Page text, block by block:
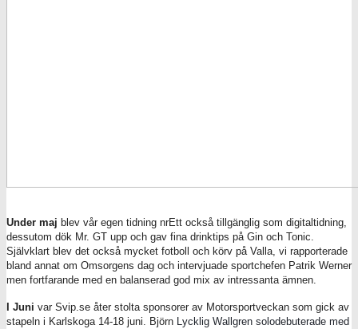
Under maj blev vår egen tidning nrEtt också tillgänglig som digitaltidning,
dessutom dök Mr. GT upp och gav fina drinktips på Gin och Tonic.
Självklart blev det också mycket fotboll och körv på Valla, vi rapporterade
bland annat om Omsorgens dag och intervjuade sportchefen Patrik Werner
men fortfarande med en balanserad god mix av intressanta ämnen.
I Juni var Svip.se åter stolta sponsorer av Motorsportveckan som gick av
stapeln i Karlskoga 14-18 juni. Björn Lycklig Wallgren solodebuterade med